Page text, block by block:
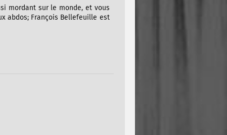
mordant sur le monde, et vous
abdos; François Bellefeuille est